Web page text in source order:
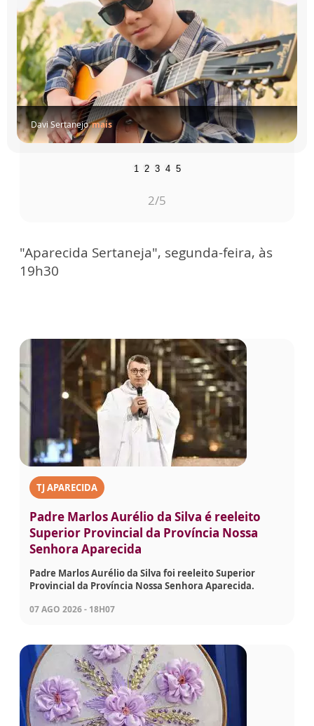
Davi Sertanejo mais
1 2 3 4 5
2/5
"Aparecida Sertaneja", segunda-feira, às
19h30
TJ APARECIDA
Padre Marlos Aurélio da Silva é reeleito
Superior Provincial da Província Nossa
Senhora Aparecida
Padre Marlos Aurélio da Silva foi reeleito Superior
Provincial da Província Nossa Senhora Aparecida.
07 AGO 2026 - 18H07